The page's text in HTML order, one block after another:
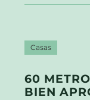
Casas
60
BIEN